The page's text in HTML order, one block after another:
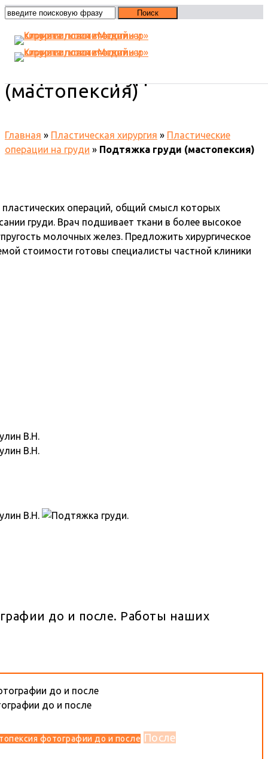
(мастопексия)
Главная » Пластическая хирургия » Пластические
операции на груди » Подтяжка груди (мастопексия)
операций, общий смысл которых
груди. Врач подшивает ткани в более высокое
молочных желез. Предложить хирургическое
стоимости готовы специалисты частной клиники
до и после. Работы наших
фотографии до и после После